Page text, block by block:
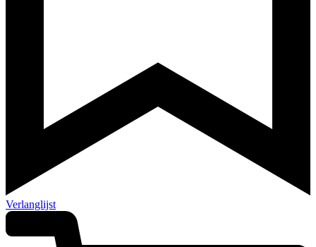
Verlanglijst